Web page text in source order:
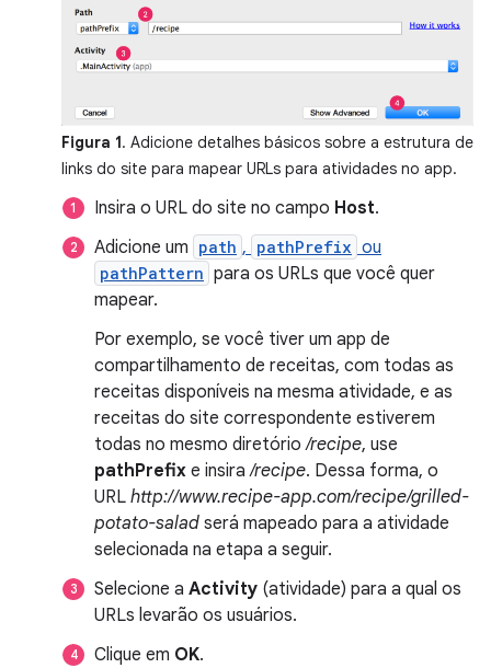
Figura 1. Adicione detalhes básicos sobre a estrutura de
links do site para mapear URLs para atividades no app.
Insira o URL do site no campo Host.
Adicione um path , pathPrefix ou
pathPattern para os URLs que você quer
mapear.
Por exemplo, se você tiver um app de
compartilhamento de receitas, com todas as
receitas disponíveis na mesma atividade, e as
receitas do site correspondente estiverem
todas no mesmo diretório/recipe, use
pathPrefix e insira/recipe. Dessa forma, o
URL http://www.recipe-app.com/recipe/grilled-
potato-salad será mapeado para a atividade
selecionada na etapa a seguir.
Selecione a Activity (atividade) para a qual os
URLs levarão os usuários.
Clique em OK.